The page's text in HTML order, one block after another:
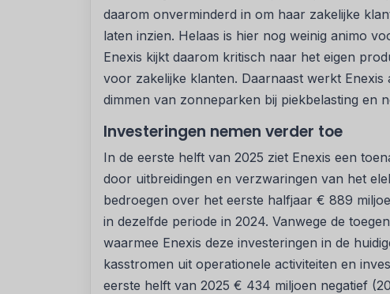
daarom onverminderd in om haar zakelijke
laten inzien. Helaas is hier nog weinig animo
Enexis kijkt daarom kritisch naar het eigen
voor zakelijke klanten. Daarnaast werkt
dimmen van zonneparken bij piekbelasting en
Investeringen nemen verder toe
In de eerste helft van 2025 ziet Enexis een
door uitbreidingen en verzwaringen van het
bedroegen over het eerste halfjaar € 889
in dezelfde periode in 2024. Vanwege de
waarmee Enexis deze investeringen in de
kasstromen uit operationele activiteiten en
eerste helft van 2025 € 434 miljoen negatief